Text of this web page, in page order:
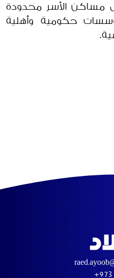
مساكن الأسر محدودة
حكومية وأهلية
+973